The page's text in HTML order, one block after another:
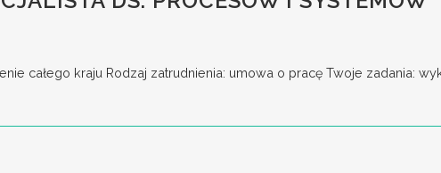
całego kraju Rodzaj zatrudnienia: umowa o pracę Twoje zadania: